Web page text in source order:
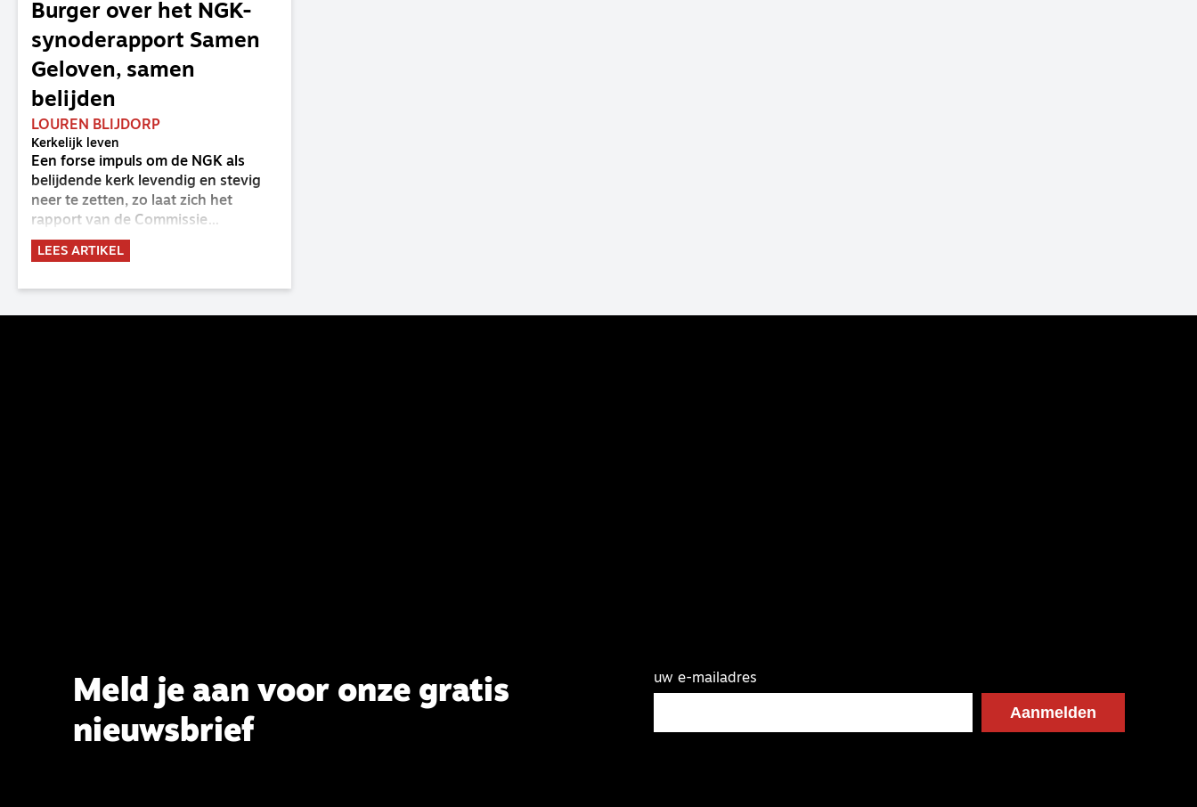
Burger over het NGK-
synoderapport Samen
Geloven, samen
belijden
LOUREN BLIJDORP
Kerkelijk leven
Een forse impuls om de NGK als
belijdende kerk levendig en stevig
neer te zetten, zo laat zich het
rapport van de Commissie
Belijdende Kerk (CBK) lezen. Deze
commissie is al sinds de eenwording
2023 de opdracht om haar analyse
LEES ARTIKEL
Meld je aan voor onze gratis
nieuwsbrief
uw e-mailadres